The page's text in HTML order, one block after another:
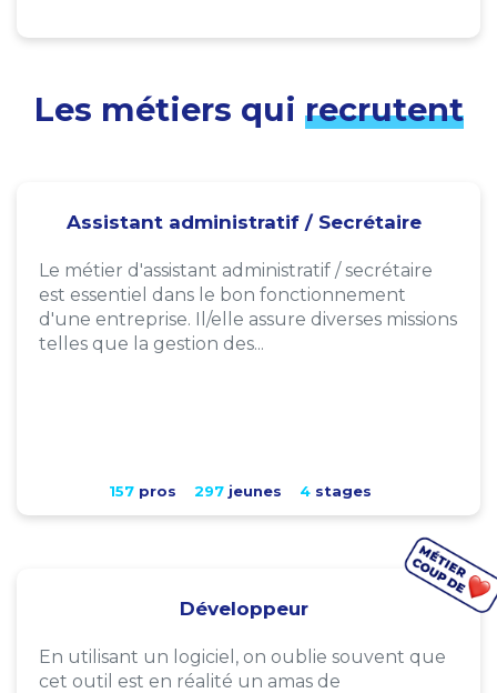
Les métiers qui recrutent
Assistant administratif / Secrétaire
Le métier d'assistant administratif / secrétaire
est essentiel dans le bon fonctionnement
d'une entreprise. Il/elle assure diverses missions
telles que la gestion des...
157pros 297jeunes 4stages
Développeur
En utilisant un logiciel, on oublie souvent que
cet outil est en réalité un amas de